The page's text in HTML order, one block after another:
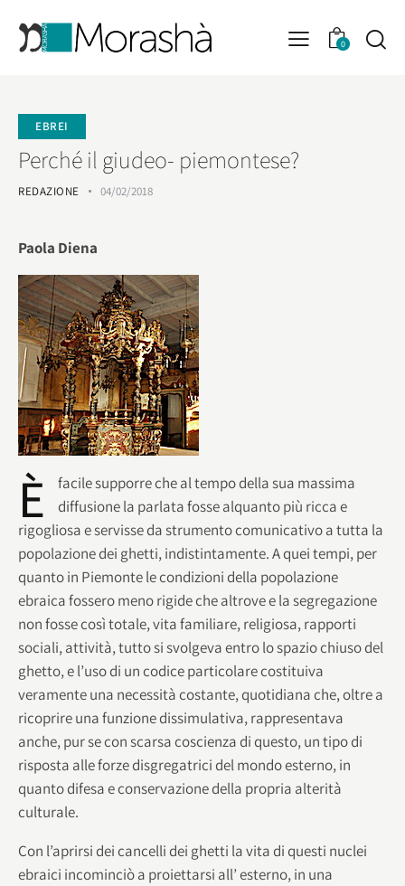
0
EBREI
Perché il giudeo- piemontese?
REDAZIONE 04/02/2018
Paola Diena
È
facile supporre che al tempo della sua massima
diffusione la parlata fosse alquanto più ricca e
rigogliosa e servisse da strumento comunicativo a tutta la
popolazione dei ghetti, indistintamente. A quei tempi, per
quanto in Piemonte le condizioni della popolazione
ebraica fossero meno rigide che altrove e la segregazione
non fosse così totale, vita familiare, religiosa, rapporti
sociali, attività, tutto si svolgeva entro lo spazio chiuso del
ghetto, e l’uso di un codice particolare costituiva
veramente una necessità costante, quotidiana che, oltre a
ricoprire una funzione dissimulativa, rappresentava
anche, pur se con scarsa coscienza di questo, un tipo di
risposta alle forze disgregatrici del mondo esterno, in
quanto difesa e conservazione della propria alterità
culturale.
Con l’aprirsi dei cancelli dei ghetti la vita di questi nuclei
ebraici incominciò a proiettarsi all’ esterno, in una